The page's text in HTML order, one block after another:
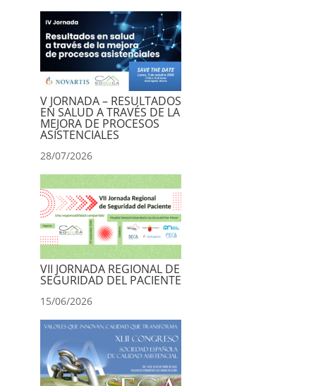
V JORNADA – RESULTADOS
EN SALUD A TRAVÉS DE LA
MEJORA DE PROCESOS
ASISTENCIALES
28/07/2026
VII JORNADA REGIONAL DE
SEGURIDAD DEL PACIENTE
15/06/2026